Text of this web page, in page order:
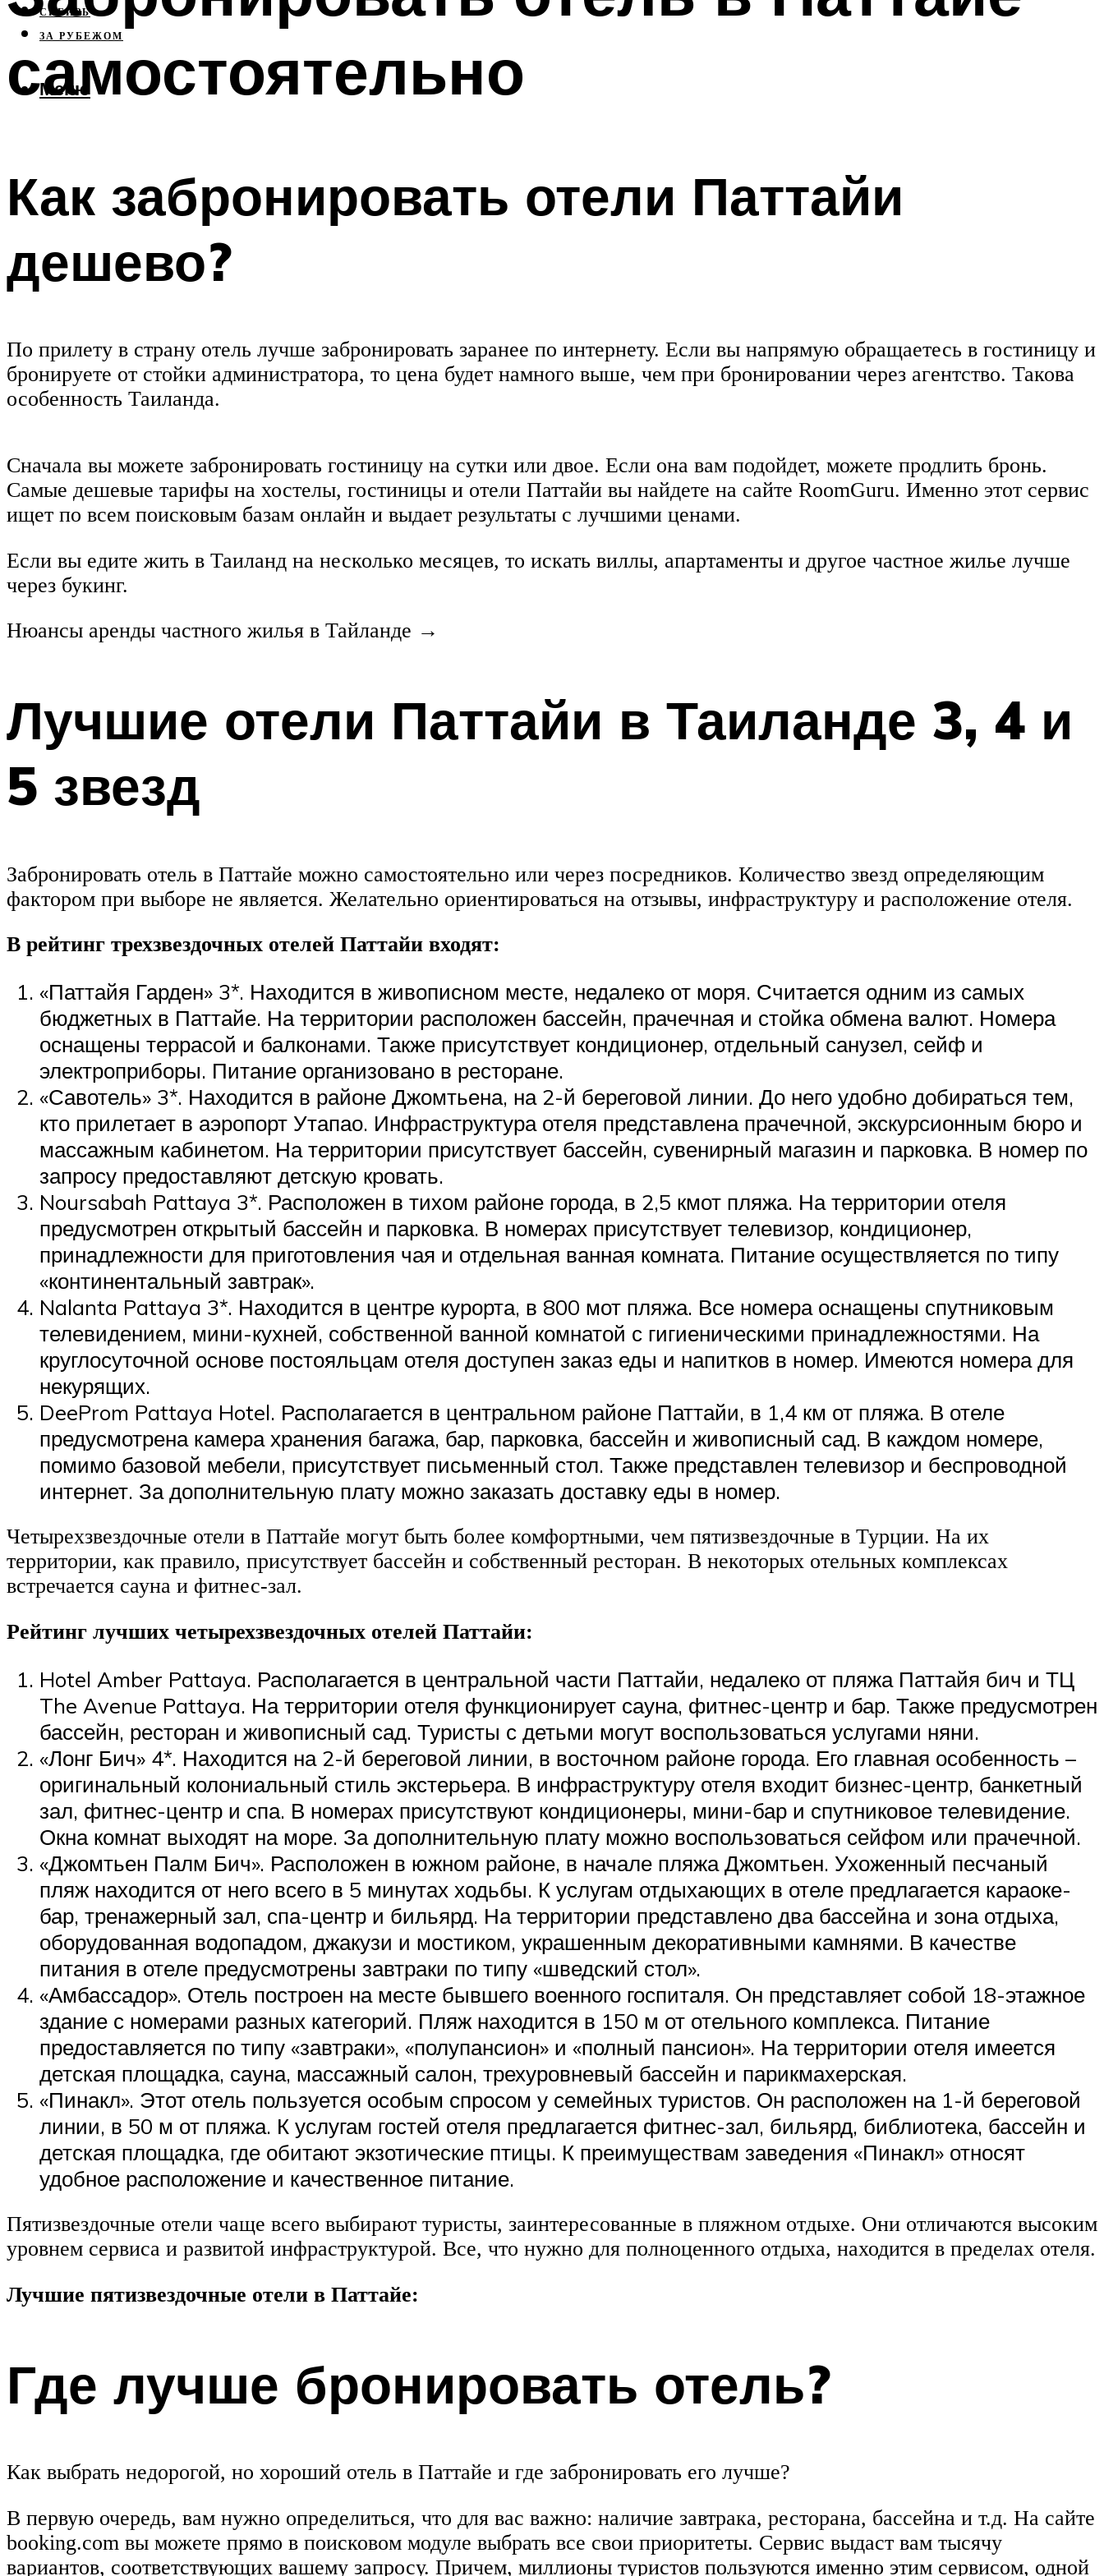
СИБИРЬ
ЗА РУБЕЖОМ
Меню
самостоятельно
Как забронировать отели Паттайи
дешево?
По прилету в страну отель лучше забронировать заранее по интернету. Если вы напрямую обращаетесь в гостиницу и
бронируете от стойки администратора, то цена будет намного выше, чем при бронировании через агентство. Такова
особенность Таиланда.
Сначала вы можете забронировать гостиницу на сутки или двое. Если она вам подойдет, можете продлить бронь.
Самые дешевые тарифы на хостелы, гостиницы и отели Паттайи вы найдете на сайте RoomGuru. Именно этот сервис
ищет по всем поисковым базам онлайн и выдает результаты с лучшими ценами.
Если вы едите жить в Таиланд на несколько месяцев, то искать виллы, апартаменты и другое частное жилье лучше
через букинг.
Нюансы аренды частного жилья в Тайланде →
Лучшие отели Паттайи в Таиланде 3, 4 и
5 звезд
Забронировать отель в Паттайе можно самостоятельно или через посредников. Количество звезд определяющим
фактором при выборе не является. Желательно ориентироваться на отзывы, инфраструктуру и расположение отеля.
В рейтинг трехзвездочных отелей Паттайи входят:
«Паттайя Гарден» 3*. Находится в живописном месте, недалеко от моря. Считается одним из самых
бюджетных в Паттайе. На территории расположен бассейн, прачечная и стойка обмена валют. Номера
оснащены террасой и балконами. Также присутствует кондиционер, отдельный санузел, сейф и
электроприборы. Питание организовано в ресторане.
«Савотель» 3*. Находится в районе Джомтьена, на 2-й береговой линии. До него удобно добираться тем,
кто прилетает в аэропорт Утапао. Инфраструктура отеля представлена прачечной, экскурсионным бюро и
массажным кабинетом. На территории присутствует бассейн, сувенирный магазин и парковка. В номер по
запросу предоставляют детскую кровать.
Noursabah Pattaya 3*. Расположен в тихом районе города, в 2,5 кмот пляжа. На территории отеля
предусмотрен открытый бассейн и парковка. В номерах присутствует телевизор, кондиционер,
принадлежности для приготовления чая и отдельная ванная комната. Питание осуществляется по типу
«континентальный завтрак».
Nalanta Pattaya 3*. Находится в центре курорта, в 800 мот пляжа. Все номера оснащены спутниковым
телевидением, мини-кухней, собственной ванной комнатой с гигиеническими принадлежностями. На
круглосуточной основе постояльцам отеля доступен заказ еды и напитков в номер. Имеются номера для
некурящих.
DeeProm Pattaya Hotel. Располагается в центральном районе Паттайи, в 1,4 км от пляжа. В отеле
предусмотрена камера хранения багажа, бар, парковка, бассейн и живописный сад. В каждом номере,
помимо базовой мебели, присутствует письменный стол. Также представлен телевизор и беспроводной
интернет. За дополнительную плату можно заказать доставку еды в номер.
Четырехзвездочные отели в Паттайе могут быть более комфортными, чем пятизвездочные в Турции. На их
территории, как правило, присутствует бассейн и собственный ресторан. В некоторых отельных комплексах
встречается сауна и фитнес-зал.
Рейтинг лучших четырехзвездочных отелей Паттайи:
Hotel Amber Pattaya. Располагается в центральной части Паттайи, недалеко от пляжа Паттайя бич и ТЦ
The Avenue Pattaya. На территории отеля функционирует сауна, фитнес-центр и бар. Также предусмотрен
бассейн, ресторан и живописный сад. Туристы с детьми могут воспользоваться услугами няни.
«Лонг Бич» 4*. Находится на 2-й береговой линии, в восточном районе города. Его главная особенность –
оригинальный колониальный стиль экстерьера. В инфраструктуру отеля входит бизнес-центр, банкетный
зал, фитнес-центр и спа. В номерах присутствуют кондиционеры, мини-бар и спутниковое телевидение.
Окна комнат выходят на море. За дополнительную плату можно воспользоваться сейфом или прачечной.
«Джомтьен Палм Бич». Расположен в южном районе, в начале пляжа Джомтьен. Ухоженный песчаный
пляж находится от него всего в 5 минутах ходьбы. К услугам отдыхающих в отеле предлагается караоке-
бар, тренажерный зал, спа-центр и бильярд. На территории представлено два бассейна и зона отдыха,
оборудованная водопадом, джакузи и мостиком, украшенным декоративными камнями. В качестве
питания в отеле предусмотрены завтраки по типу «шведский стол».
«Амбассадор». Отель построен на месте бывшего военного госпиталя. Он представляет собой 18-этажное
здание с номерами разных категорий. Пляж находится в 150 м от отельного комплекса. Питание
предоставляется по типу «завтраки», «полупансион» и «полный пансион». На территории отеля имеется
детская площадка, сауна, массажный салон, трехуровневый бассейн и парикмахерская.
«Пинакл». Этот отель пользуется особым спросом у семейных туристов. Он расположен на 1-й береговой
линии, в 50 м от пляжа. К услугам гостей отеля предлагается фитнес-зал, бильярд, библиотека, бассейн и
детская площадка, где обитают экзотические птицы. К преимуществам заведения «Пинакл» относят
удобное расположение и качественное питание.
Пятизвездочные отели чаще всего выбирают туристы, заинтересованные в пляжном отдыхе. Они отличаются высоким
уровнем сервиса и развитой инфраструктурой. Все, что нужно для полноценного отдыха, находится в пределах отеля.
Лучшие пятизвездочные отели в Паттайе:
Где лучше бронировать отель?
Как выбрать недорогой, но хороший отель в Паттайе и где забронировать его лучше?
В первую очередь, вам нужно определиться, что для вас важно: наличие завтрака, ресторана, бассейна и т.д. На сайте
booking.com вы можете прямо в поисковом модуле выбрать все свои приоритеты. Сервис выдаст вам тысячу
вариантов, соответствующих вашему запросу. Причем, миллионы туристов пользуются именно этим сервисом, одной